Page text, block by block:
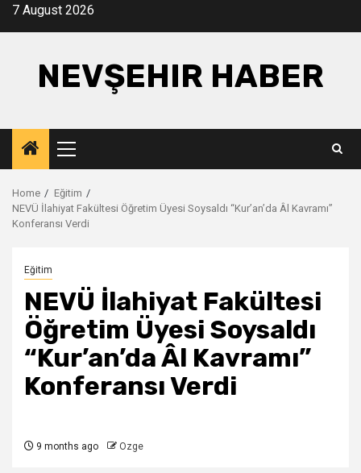
Skip7 August 2026
NEVŞEHIR HABER
Primary
Menu
Home
Eğitim
NEVÜ İlahiyat Fakültesi Öğretim Üyesi Soysaldı “Kur’an’da Âl Kavramı”
Konferansı Verdi
Eğitim
NEVÜ İlahiyat Fakültesi
Öğretim Üyesi Soysaldı
“Kur’an’da Âl Kavramı”
Konferansı Verdi
9 months ago Ozge